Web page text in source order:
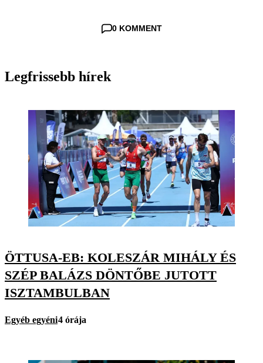
0 KOMMENT
Legfrissebb hírek
ÖTTUSA-EB: KOLESZÁR MIHÁLY ÉS
SZÉP BALÁZS DÖNTŐBE JUTOTT
ISZTAMBULBAN
Egyéb egyéni4 órája